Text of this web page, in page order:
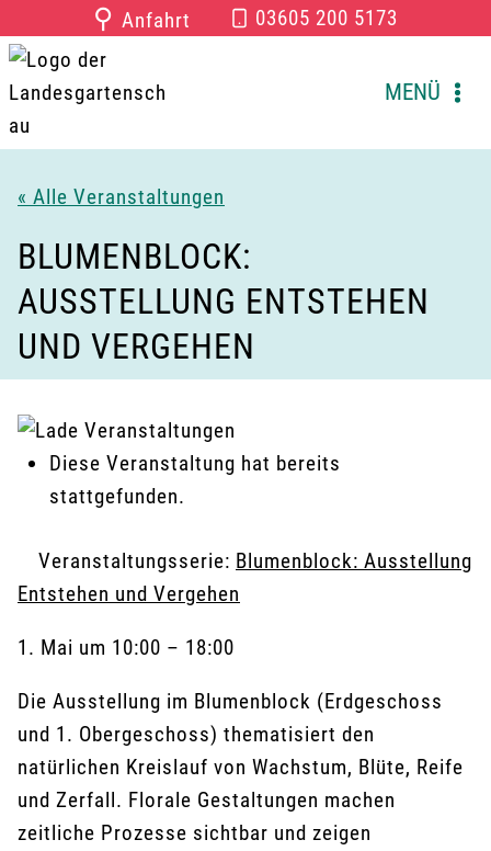
Inhalt
springen
⚲ Anfahrt 03605 200 5173
MENÜ
« Alle Veranstaltungen
BLUMENBLOCK:
AUSSTELLUNG ENTSTEHEN
UND VERGEHEN
Diese Veranstaltung hat bereits
stattgefunden.
Veranstaltungsserie: Blumenblock: Ausstellung
Entstehen und Vergehen
1. Mai um 10:00 – 18:00
Die Ausstellung im Blumenblock (Erdgeschoss
und 1. Obergeschoss) thematisiert den
natürlichen Kreislauf von Wachstum, Blüte, Reife
und Zerfall. Florale Gestaltungen machen
zeitliche Prozesse sichtbar und zeigen